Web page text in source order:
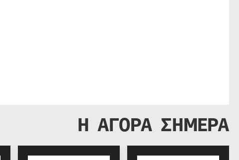
Η ΑΓΟΡΑ ΣΗΜΕΡΑ